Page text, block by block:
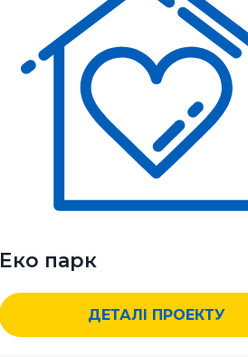
Еко парк
ДЕТАЛІ ПРОЕКТУ